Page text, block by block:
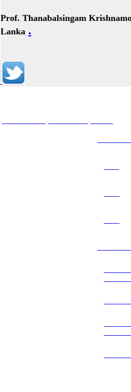
Prof. Thanabalsingam
Lanka .